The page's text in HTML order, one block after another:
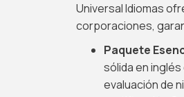
Universal Idiomas
corporaciones,
Paquete
sólida en
evaluación de